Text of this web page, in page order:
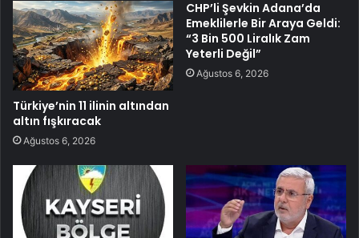
Türkiye’nin 11 ilinin altından
altın fışkıracak
Ağustos 6, 2026
CHP’li Şevkin Adana’da
Emeklilerle Bir Araya Geldi:
“3 Bin 500 Liralık Zam
Yeterli Değil”
Ağustos 6, 2026